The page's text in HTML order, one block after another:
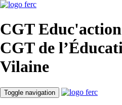
CGT Educ'action
CGT de
Vilaine
Toggle navigation